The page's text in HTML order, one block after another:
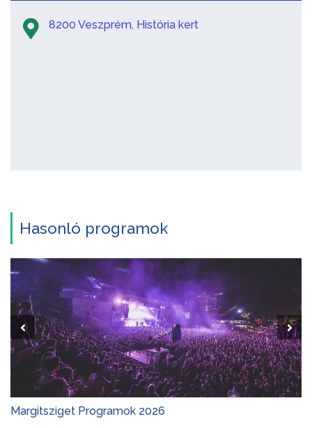
8200 Veszprém, História kert
Hasonló programok
Margitsziget Programok 2026